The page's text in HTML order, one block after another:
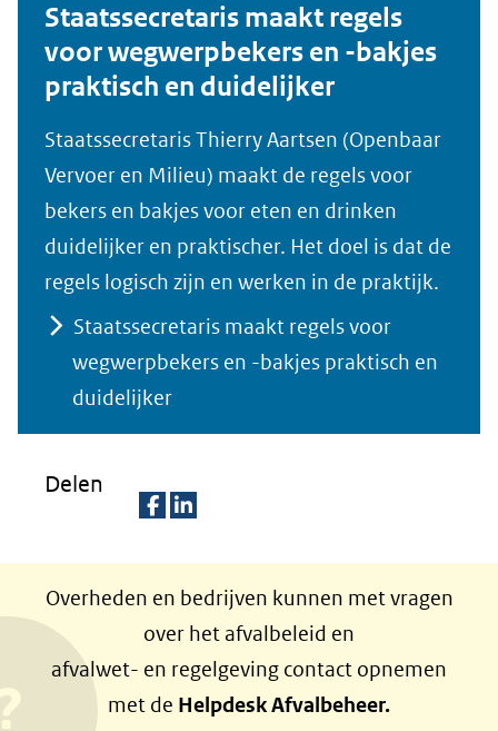
Staatssecretaris maakt regels
voor wegwerpbekers en -bakjes
praktisch en duidelijker
Staatssecretaris Thierry Aartsen (Openbaar
Vervoer en Milieu) maakt de regels voor
bekers en bakjes voor eten en drinken
duidelijker en praktischer. Het doel is dat de
regels logisch zijn en werken in de praktijk.
Staatssecretaris maakt regels voor
wegwerpbekers en -bakjes praktisch en
duidelijker
Delen
l
e
n
o
l
e
n
o
Overheden en bedrijven kunnen met vragen
over het afvalbeleid en
afvalwet- en regelgeving contact opnemen
met de Helpdesk Afvalbeheer.